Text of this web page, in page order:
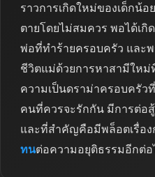
ราวการเกิดใหม่ของเด็กน้
ตายโดยไม่สมควร พอได้เกิ
พ่อที่ทำร้ายครอบครัว และ
ชีวิตแม่ด้วยการหาสามีใหม่
ความเป็นดราม่าครอบครั
คนที่ควรจะรักกัน มีการต่อ
และที่สำคัญคือมีพล็อตเรื่อง
ทนต่อความอยุติธรรมอีกต่อ